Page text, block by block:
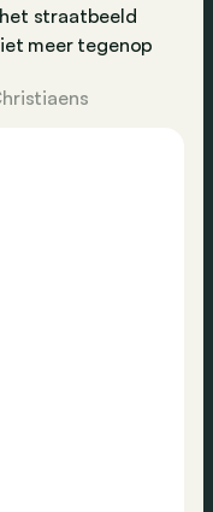
straatbeeld
meer tegenop